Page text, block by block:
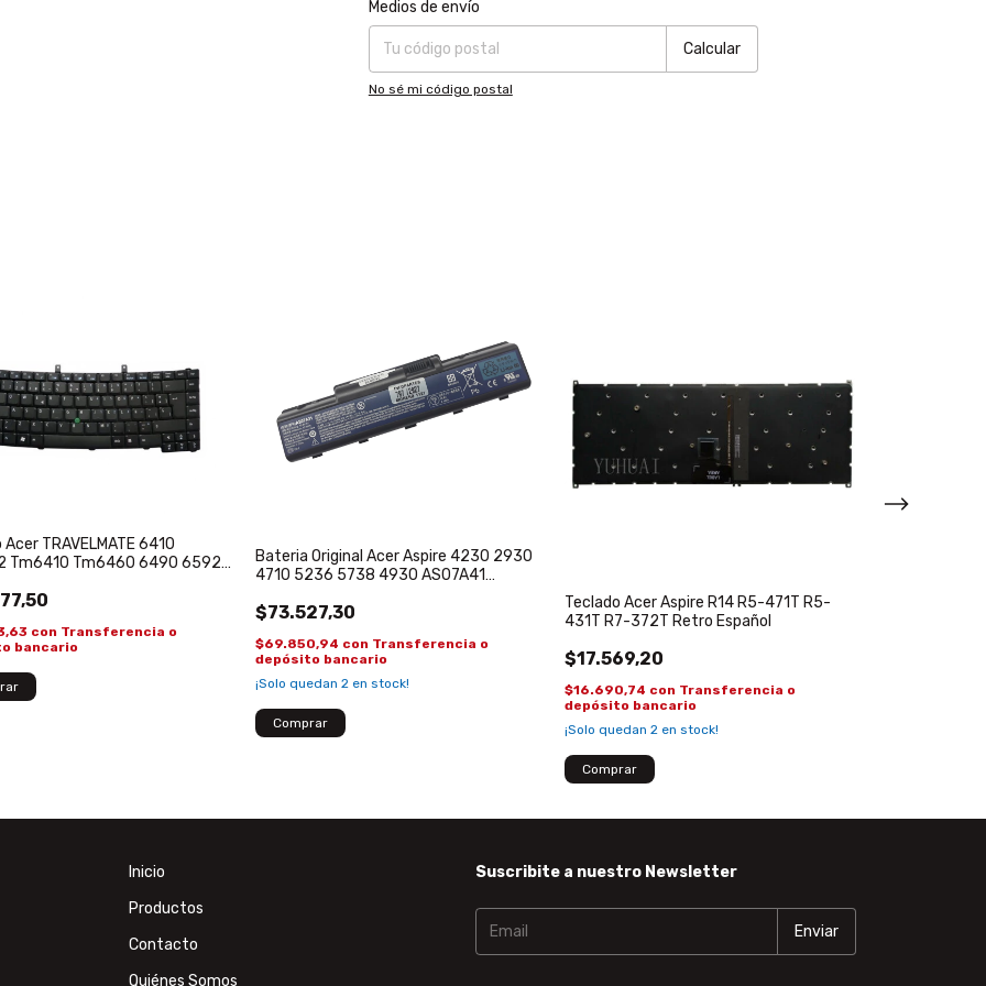
Medios de envío
Calcular
No sé mi código postal
TRAVELMATE 6410
Tm6410 Tm6460 6490 6592
con Transferencia o
bancario
Bateria Original Acer Aspire 4230 2930
4710 5236 5738 4930 AS07A41
$73.527,30
$69.850,94 con Transferencia o
depósito bancario
¡Solo quedan 2 en stock!
Teclado Acer Aspire R14 R5-471T R5-
431T R7-372T Retro Español
$17.569,20
$16.690,74 con Transferencia o
depósito bancario
¡Solo quedan 2 en stock!
Inicio
Productos
Contacto
Quiénes Somos
Suscribite a nuestro Newsletter